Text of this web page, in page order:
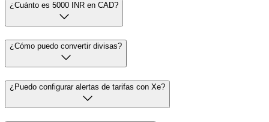
¿Cuánto es 5000 INR en CAD?
¿Cómo puedo convertir divisas?
¿Puedo configurar alertas de tarifas con Xe?